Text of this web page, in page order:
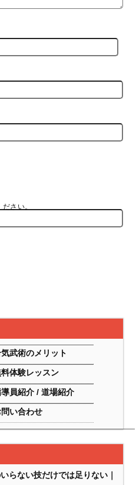
さい。
武術のメリット
体験レッスン
員紹介 / 道場紹介
問い合わせ
らない技だけでは足りない｜